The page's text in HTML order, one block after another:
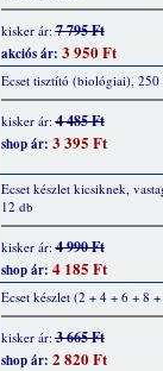
kisker ár:7 795 Ft
akciós ár: 3 950 Ft
Ecset tisztító (biológiai), 250
kisker ár:4 485 Ft
shop ár: 3 395 Ft
Ecset készlet kicsiknek,
12 db
kisker ár:4 990 Ft
shop ár: 4 185 Ft
Ecset készlet (2 + 4 + 6 + 8
kisker ár:3 665 Ft
shop ár: 2 820 Ft